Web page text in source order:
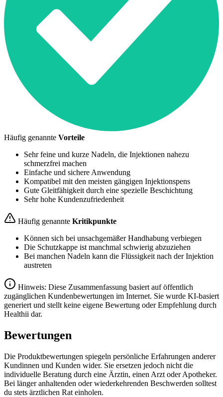
Häufig genannte Vorteile
Sehr feine und kurze Nadeln, die Injektionen nahezu
schmerzfrei machen
Einfache und sichere Anwendung
Kompatibel mit den meisten gängigen Injektionspens
Gute Gleitfähigkeit durch eine spezielle Beschichtung
Sehr hohe Kundenzufriedenheit
Häufig genannte Kritikpunkte
Können sich bei unsachgemäßer Handhabung verbiegen
Die Schutzkappe ist manchmal schwierig abzuziehen
Bei manchen Nadeln kann die Flüssigkeit nach der Injektion
austreten
Hinweis: Diese Zusammenfassung basiert auf öffentlich
zugänglichen Kundenbewertungen im Internet. Sie wurde KI-basiert
generiert und stellt keine eigene Bewertung oder Empfehlung durch
Healthii dar.
Bewertungen
Die Produktbewertungen spiegeln persönliche Erfahrungen anderer
Kundinnen und Kunden wider. Sie ersetzen jedoch nicht die
individuelle Beratung durch eine Ärztin, einen Arzt oder Apotheker.
Bei länger anhaltenden oder wiederkehrenden Beschwerden solltest
du stets ärztlichen Rat einholen.